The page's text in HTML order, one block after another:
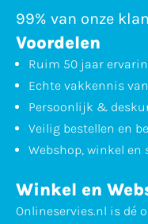
99% van onze
Voordelen
Ruim 50 jaar
Echte vakkennis
Persoonlijk &
Veilig bestellen en
Webshop, winkel en
Winkel en
Onlineservies.nl is dé